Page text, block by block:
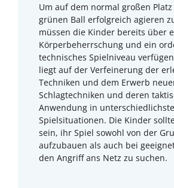
Um auf dem normal großen
grünen Ball er­folgreich agieren
müssen die Kinder bereits über
Körperbeherrschung und ein
technisches Spielniveau
liegt auf der Verfeinerung der
Techniken und dem Erwerb
Schlagtechniken und deren
Anwendung in
Spielsituationen. Die Kinder
sein, ihr Spiel sowohl von der
aufzubauen als auch bei
den Angriff ans Netz zu suchen.